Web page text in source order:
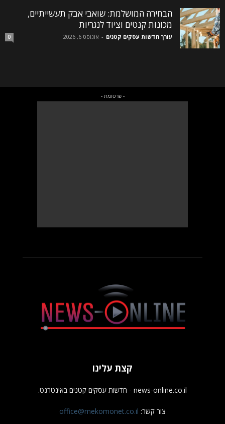
הבחירה המושלמת: שואבי אבק תעשייתיים,
מכונות קנטים וציוד לנגריות
עורך חדשות עסקים קטנים - אוגוסט 6, 2026 0
- פרסומת -
קצת עלינו
news-online.co.il - חדשות עסקים קטנים באינטרנט.
צור קשר: office@mekomonet.co.il